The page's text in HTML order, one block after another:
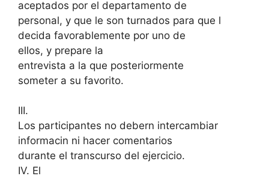
aceptados por el departamento de
personal, y que le son turnados para que l
decida favorablemente por uno de
ellos, y prepare la
entrevista a la que posteriormente
someter a su favorito.
III.
Los participantes no debern intercambiar
informacin ni hacer comentarios
durante el transcurso del ejercicio.
IV. El